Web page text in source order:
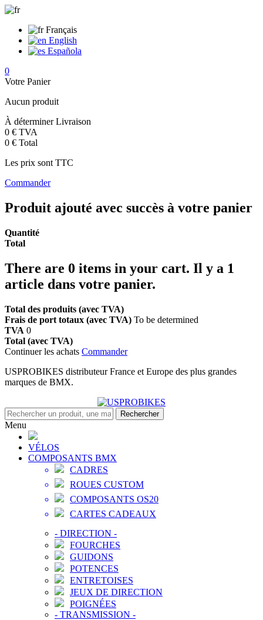
Français
English
Española
0
Votre Panier
Aucun produit
À déterminerLivraison
0 € TVA
0 € Total
Les prix sont TTC
Commander
Produit ajouté avec succès à votre panier
Quantité
Total
There are 0 items in your cart. Il y a 1
article dans votre panier.
Total des produits (avec TVA)
Frais de port totaux (avec TVA) To be determined
TVA 0
Total (avec TVA)
Continuer les achats Commander
USPROBIKES distributeur France et Europe des plus grandes
marques de BMX.
Rechercher
Menu
VÉLOS
COMPOSANTS BMX
CADRES
ROUES CUSTOM
COMPOSANTS OS20
CARTES CADEAUX
- DIRECTION -
FOURCHES
GUIDONS
POTENCES
ENTRETOISES
JEUX DE DIRECTION
POIGNÉES
- TRANSMISSION -